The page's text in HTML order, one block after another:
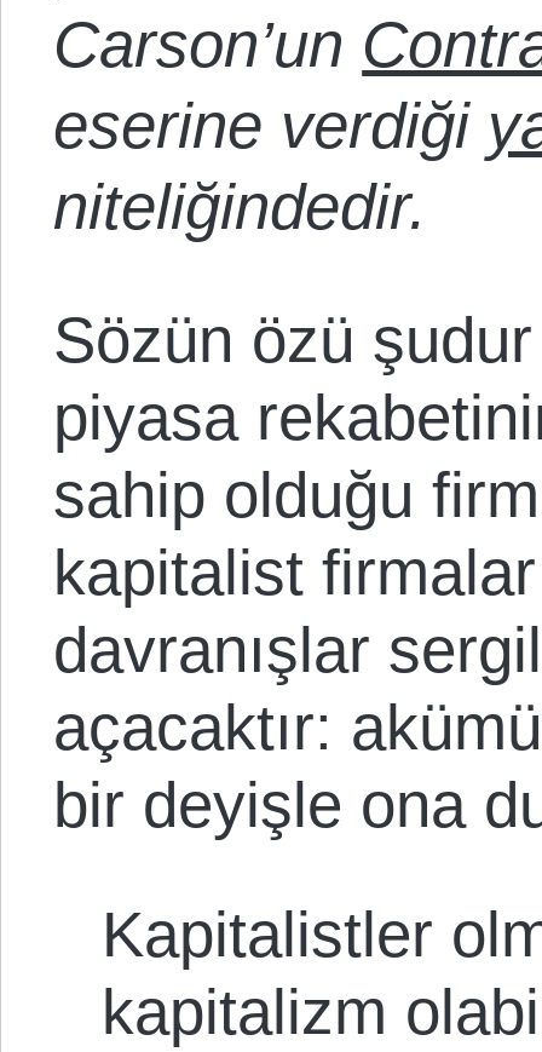
Carson’un
eserine verdiği
niteliğindedir.
Sözün özü
piyasa
sahip olduğu
kapitalist
davranışlar
açacaktır:
bir deyişle ona
Kapitalistler
kapitalizm